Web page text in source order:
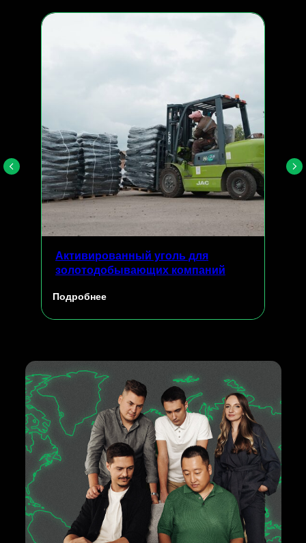
Активированный уголь для
золотодобывающих компаний
Подробнее